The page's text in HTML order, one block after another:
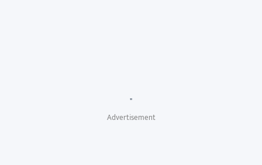
"
Advertisement